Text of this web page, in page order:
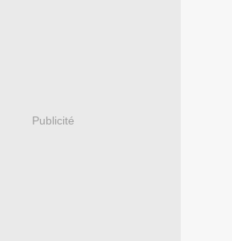
Publicité